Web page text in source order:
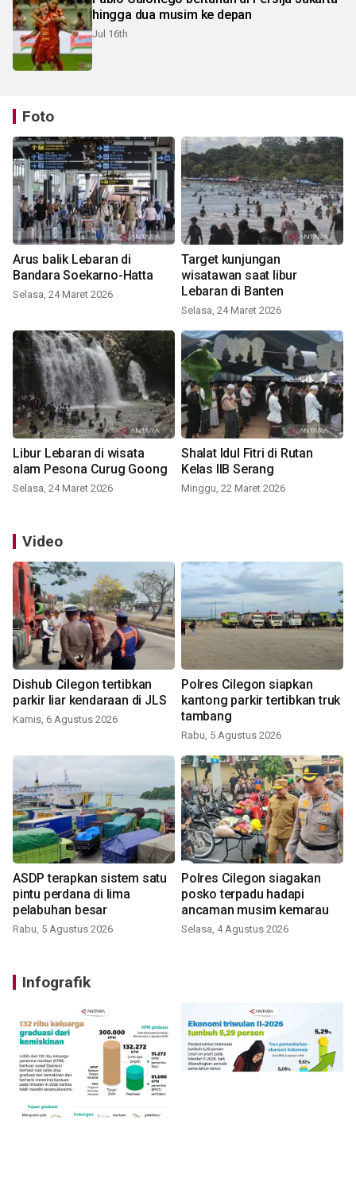
hingga dua musim ke depan
Jul 16th
Foto
Arus balik Lebaran di
Bandara Soekarno-Hatta
Selasa, 24 Maret 2026
Target kunjungan
wisatawan saat libur
Lebaran di Banten
Selasa, 24 Maret 2026
Libur Lebaran di wisata
alam Pesona Curug Goong
Selasa, 24 Maret 2026
Shalat Idul Fitri di Rutan
Kelas IIB Serang
Minggu, 22 Maret 2026
Video
Dishub Cilegon tertibkan
parkir liar kendaraan di JLS
Kamis, 6 Agustus 2026
Polres Cilegon siapkan
kantong parkir tertibkan truk
tambang
Rabu, 5 Agustus 2026
ASDP terapkan sistem satu
pintu perdana di lima
pelabuhan besar
Rabu, 5 Agustus 2026
Polres Cilegon siagakan
posko terpadu hadapi
ancaman musim kemarau
Selasa, 4 Agustus 2026
Infografik